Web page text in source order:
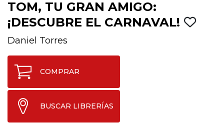
TOM, TU GRAN AMIGO:
¡DESCUBRE EL CARNAVAL!
Daniel Torres
COMPRAR
BUSCAR LIBRERÍAS